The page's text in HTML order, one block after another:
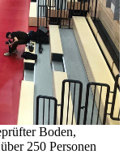
Boden,
250 Personen